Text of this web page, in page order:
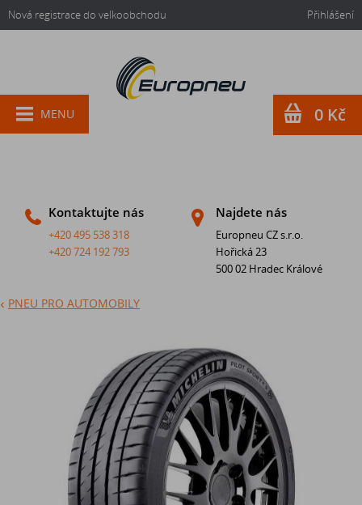
Nová registrace do velkoobchodu Přihlášení
Kontaktujte nás
+420 495 538 318
+420 724 192 793
Najdete nás
Europneu CZ s.r.o.
Hořická 23
500 02 Hradec Králové
MENU 0 Kč
PNEU PRO AUTOMOBILY